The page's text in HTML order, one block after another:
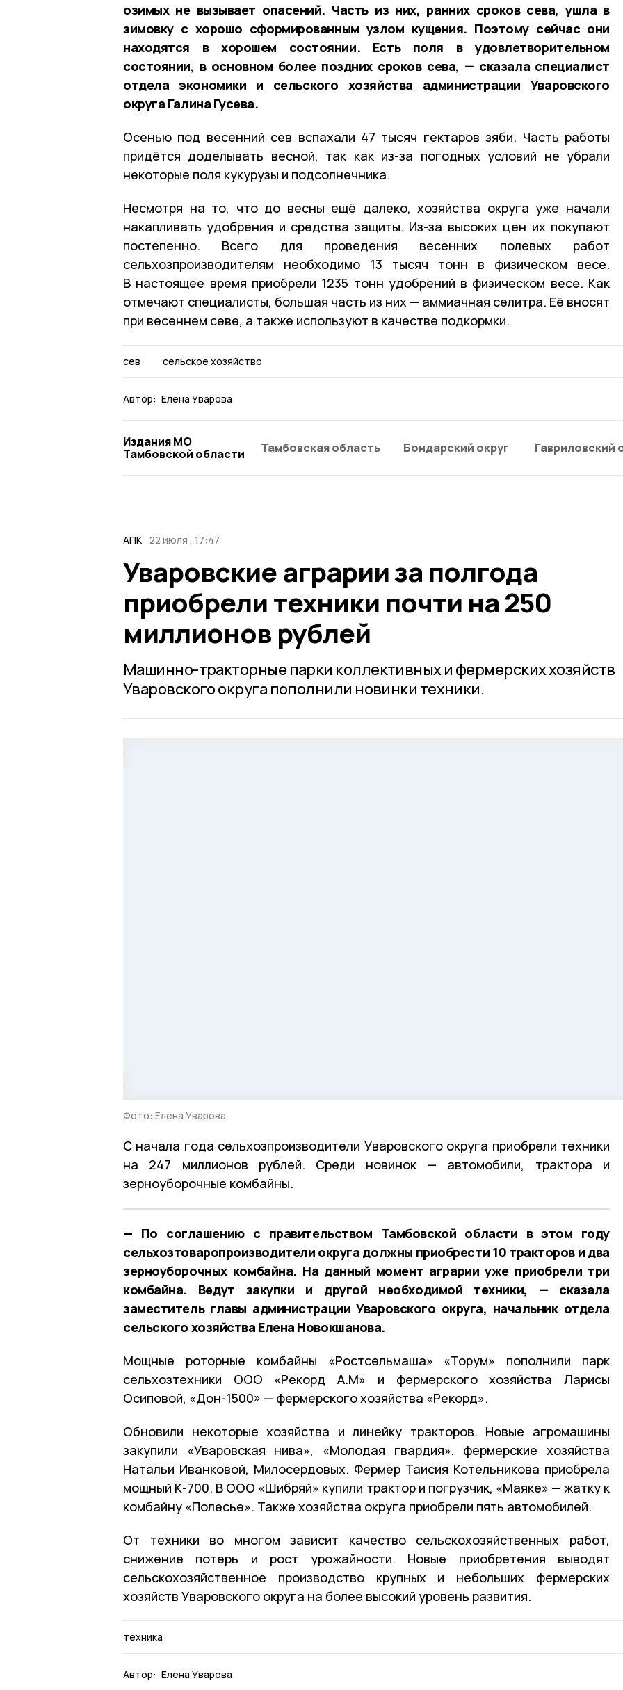
озимых не вызывает опасений. Часть из них, ранних сроков сева, ушла в
зимовку с хорошо сформированным узлом кущения. Поэтому сейчас они
находятся в хорошем состоянии. Есть поля в удовлетворительном
состоянии, в основном более поздних сроков сева, — сказала специалист
отдела экономики и сельского хозяйства администрации Уваровского
округа Галина Гусева.
Осенью под весенний сев вспахали 47 тысяч гектаров зяби. Часть работы
придётся доделывать весной, так как из-за погодных условий не убрали
некоторые поля кукурузы и подсолнечника.
Несмотря на то, что до весны ещё далеко, хозяйства округа уже начали
накапливать удобрения и средства защиты. Из-за высоких цен их покупают
постепенно. Всего для проведения весенних полевых работ
сельхозпроизводителям необходимо 13 тысяч тонн в физическом весе.
В настоящее время приобрели 1235 тонн удобрений в физическом весе. Как
отмечают специалисты, большая часть из них — аммиачная селитра. Её вносят
при весеннем севе, а также используют в качестве подкормки.
сев сельское хозяйство
Автор: Елена Уварова
Издания МО
Тамбовской области
Тамбовская область Бондарский округ Гавриловский
АПК 22 июля , 17:47
Уваровские аграрии за полгода
приобрели техники почти на 250
миллионов рублей
Машинно-тракторные парки коллективных и фермерских хозяйств
Уваровского округа пополнили новинки техники.
Фото: Елена Уварова
С начала года сельхозпроизводители Уваровского округа приобрели техники
на 247 миллионов рублей. Среди новинок — автомобили, трактора и
зерноуборочные комбайны.
— По соглашению с правительством Тамбовской области в этом году
сельхозтоваропроизводители округа должны приобрести 10 тракторов и два
зерноуборочных комбайна. На данный момент аграрии уже приобрели три
комбайна. Ведут закупки и другой необходимой техники, — сказала
заместитель главы администрации Уваровского округа, начальник отдела
сельского хозяйства Елена Новокшанова.
Мощные роторные комбайны «Ростсельмаша» «Торум» пополнили парк
сельхозтехники ООО «Рекорд А.М» и фермерского хозяйства Ларисы
Осиповой, «Дон-1500» — фермерского хозяйства «Рекорд».
Обновили некоторые хозяйства и линейку тракторов. Новые агромашины
закупили «Уваровская нива», «Молодая гвардия», фермерские хозяйства
Натальи Иванковой, Милосердовых. Фермер Таисия Котельникова приобрела
мощный К-700. В ООО «Шибряй» купили трактор и погрузчик, «Маяке» — жатку к
комбайну «Полесье». Также хозяйства округа приобрели пять автомобилей.
От техники во многом зависит качество сельскохозяйственных работ,
снижение потерь и рост урожайности. Новые приобретения выводят
сельскохозяйственное производство крупных и небольших фермерских
хозяйств Уваровского округа на более высокий уровень развития.
техника
Автор: Елена Уварова